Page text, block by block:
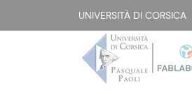
UNIVERSITÀ DI CORSICA